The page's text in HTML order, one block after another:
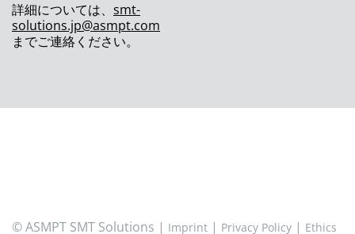
インターネプコン ジャパン 2021
刷プロセスの安定を実現
ァクトリーソリューション
詳細については、 smt-
solutions.jp@asmpt.com
までご連絡ください。
© ASMPT SMT Solutions | Imprint | Privacy Policy | Ethics